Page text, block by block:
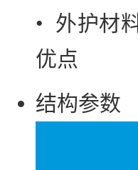
• 外护材
优点
结构参数